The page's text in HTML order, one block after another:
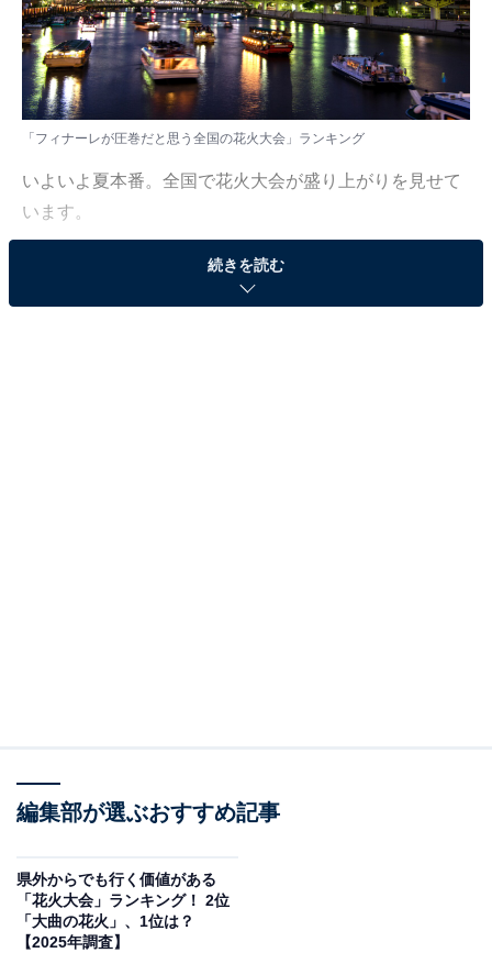
「フィナーレが圧巻だと思う全国の花火大会」ランキング
いよいよ夏本番。全国で花火大会が盛り上がりを見せて
います。
All About ニュース編集部では、2025年7月11日の期間、
全国20〜60代の男女250人を対象に、全国の花火大会に
ます。
ほど、フィナーレに向かっての盛り上げ方も抜群だと思
います」(50代女性／埼玉県)、「打ち上げ数が桁違い、
フィナーレも出し惜しみすることなくこれでもかと打ち
続きを読む
編集部が選ぶおすすめ記事
県外からでも行く価値がある
「花火大会」ランキング！ 2位
「大曲の花火」、1位は？
【2025年調査】